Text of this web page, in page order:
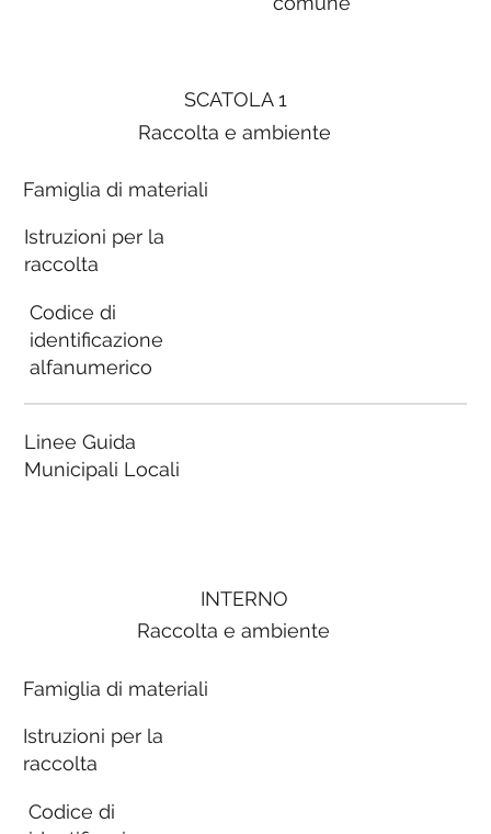
SCATOLA 1
Raccolta e ambiente
Famiglia di materiali
Istruzioni per la
raccolta
Codice di
identificazione
alfanumerico
Linee Guida
Municipali Locali
INTERNO
Raccolta e ambiente
Famiglia di materiali
Istruzioni per la
raccolta
Codice di